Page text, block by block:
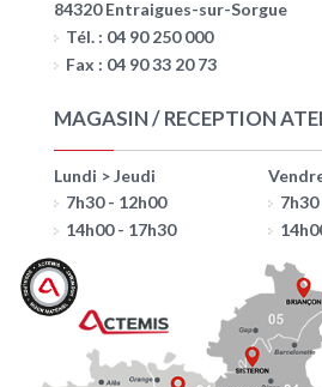
84320 Entraigues-sur-Sorgue
Tél. : 04 90 250 000
Fax : 04 90 33 20 73
MAGASIN / RECEPTION
Lundi > Jeudi
7h30 - 12h00
14h00 - 17h30